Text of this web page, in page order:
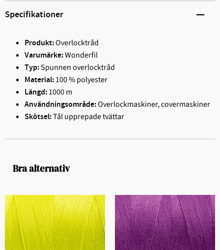
Specifikationer
Produkt:Overlocktråd
Varumärke:Wonderfil
Typ:Spunnen overlocktråd
Material:100 % polyester
Längd:1000 m
Användningsområde:Overlockmaskiner, covermaskiner
Skötsel:Tål upprepade tvättar
Bra alternativ